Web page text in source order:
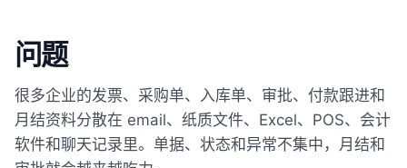
问题
很多企业的发票、采购单、入库单、审批、付款跟进和
月结资料分散在 email、纸质文件、Excel、POS、会计
软件和聊天记录里。单据、状态和异常不集中，月结和